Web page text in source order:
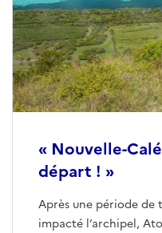
« Nouvelle-
départ ! »
Après une période
impacté l’archipel,